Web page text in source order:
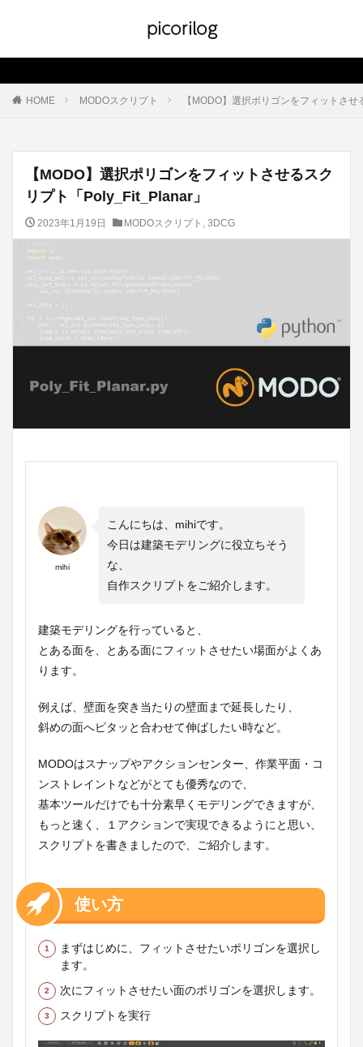
picorilog
HOME MODOスクリプト 【MODO】選択ポリゴンをフィットさ
【MODO】選択ポリゴンをフィットさせるスク
リプト「Poly_Fit_Planar」
2023年1月19日 MODOスクリプト , 3DCG
mihi
こんにちは、mihiです。
今日は建築モデリングに役立ちそう
な、
自作スクリプトをご紹介します。
建築モデリングを行っていると、
とある面を、とある面にフィットさせたい場面がよくあ
ります。
例えば、壁面を突き当たりの壁面まで延長したり、
斜めの面へピタッと合わせて伸ばしたい時など。
MODOはスナップやアクションセンター、作業平面・コ
ンストレイントなどがとても優秀なので、
基本ツールだけでも十分素早くモデリングできますが、
もっと速く、１アクションで実現できるようにと思い、
スクリプトを書きましたので、ご紹介します。
使い方
まずはじめに、フィットさせたいポリゴンを選択し
ます。
次にフィットさせたい面のポリゴンを選択します。
スクリプトを実行